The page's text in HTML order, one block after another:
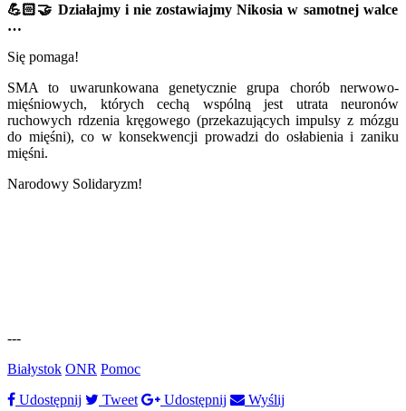
💪🏻🤝 Działajmy i nie zostawiajmy Nikosia w samotnej walce
…
Się pomaga!
SMA to uwarunkowana genetycznie grupa chorób nerwowo-
mięśniowych, których cechą wspólną jest utrata neuronów
ruchowych rdzenia kręgowego (przekazujących impulsy z mózgu
do mięśni), co w konsekwencji prowadzi do osłabienia i zaniku
mięśni.
Narodowy Solidaryzm!
---
Białystok ONR Pomoc
Udostępnij
Tweet Udostępnij
Wyślij